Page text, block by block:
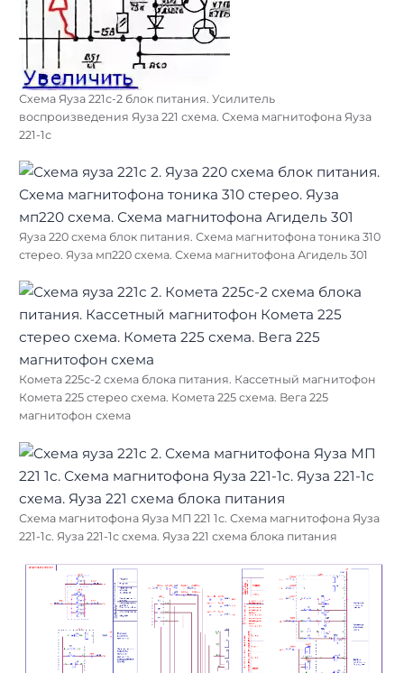
Схема Яуза 221с-2 блок питания. Усилитель
воспроизведения Яуза 221 схема. Схема магнитофона Яуза
221-1с
Яуза 220 схема блок питания. Схема магнитофона тоника 310
стерео. Яуза мп220 схема. Схема магнитофона Агидель 301
Комета 225с-2 схема блока питания. Кассетный магнитофон
Комета 225 стерео схема. Комета 225 схема. Вега 225
магнитофон схема
Схема магнитофона Яуза МП 221 1с. Схема магнитофона Яуза
221-1с. Яуза 221-1с схема. Яуза 221 схема блока питания